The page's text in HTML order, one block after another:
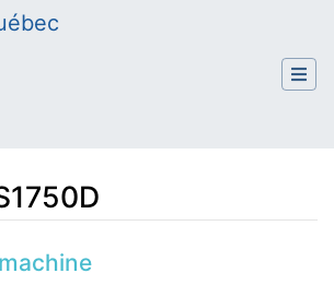
rechercher